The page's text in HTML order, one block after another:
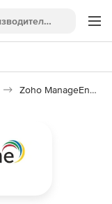
Zoho ManageEngine SupportCenter